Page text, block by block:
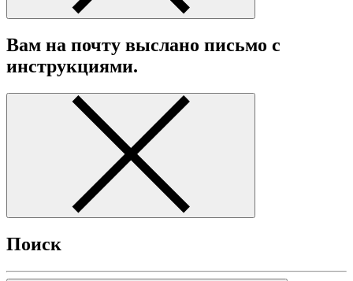
Вам на почту выслано письмо с
инструкциями.
Поиск